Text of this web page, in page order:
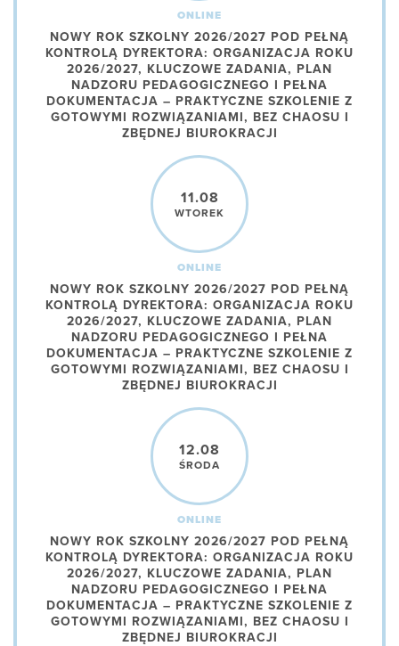
ONLINE
NOWY ROK SZKOLNY 2026/2027 POD PEŁNĄ
KONTROLĄ DYREKTORA: ORGANIZACJA ROKU
2026/2027, KLUCZOWE ZADANIA, PLAN
NADZORU PEDAGOGICZNEGO I PEŁNA
DOKUMENTACJA – PRAKTYCZNE SZKOLENIE Z
GOTOWYMI ROZWIĄZANIAMI, BEZ CHAOSU I
ZBĘDNEJ BIUROKRACJI
11.08
WTOREK
ONLINE
NOWY ROK SZKOLNY 2026/2027 POD PEŁNĄ
KONTROLĄ DYREKTORA: ORGANIZACJA ROKU
2026/2027, KLUCZOWE ZADANIA, PLAN
NADZORU PEDAGOGICZNEGO I PEŁNA
DOKUMENTACJA – PRAKTYCZNE SZKOLENIE Z
GOTOWYMI ROZWIĄZANIAMI, BEZ CHAOSU I
ZBĘDNEJ BIUROKRACJI
12.08
ŚRODA
ONLINE
NOWY ROK SZKOLNY 2026/2027 POD PEŁNĄ
KONTROLĄ DYREKTORA: ORGANIZACJA ROKU
2026/2027, KLUCZOWE ZADANIA, PLAN
NADZORU PEDAGOGICZNEGO I PEŁNA
DOKUMENTACJA – PRAKTYCZNE SZKOLENIE Z
GOTOWYMI ROZWIĄZANIAMI, BEZ CHAOSU I
ZBĘDNEJ BIUROKRACJI